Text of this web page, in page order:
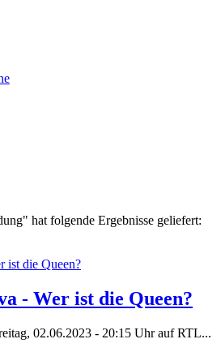
hat folgende Ergebnisse geliefert:
- Wer ist die Queen?
02.06.2023 - 20:15 Uhr auf RTL...